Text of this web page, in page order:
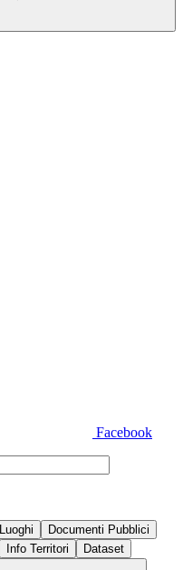
Facebook
Luoghi
Documenti Pubblici
Info Territori Dataset